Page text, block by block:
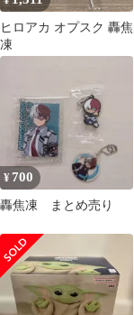
ヒロアカ オプスク 轟焦
凍
¥700
轟焦凍 まとめ売り